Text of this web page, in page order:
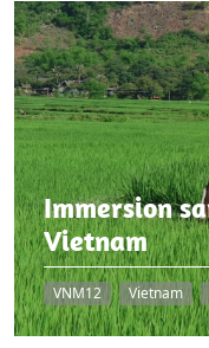
Immersion
Vietnam
VNM12 Vietnam